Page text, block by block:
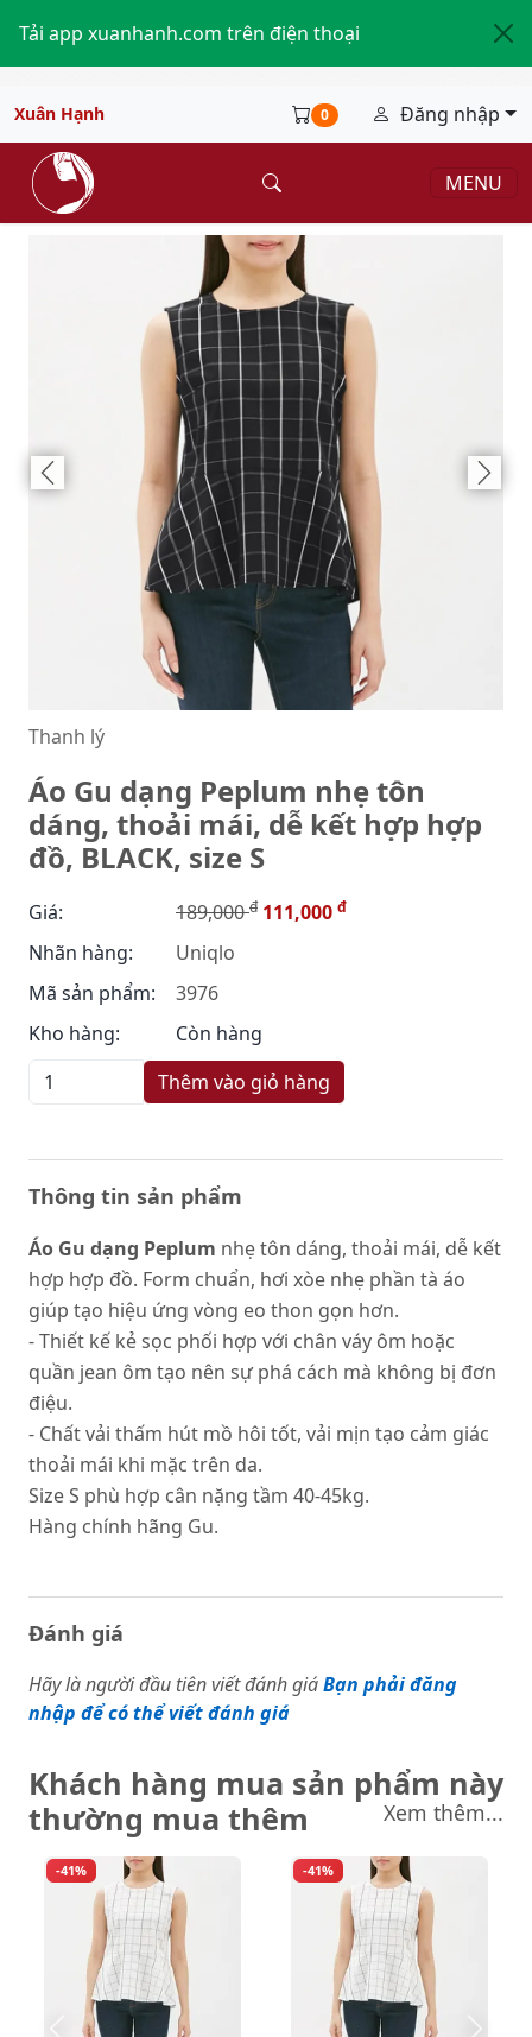
Tải app xuanhanh.com trên điện thoại
Xuân Hạnh 0 Đăng nhập
MENU
Thanh lý
Áo Gu dạng Peplum nhẹ tôn
dáng, thoải mái, dễ kết hợp hợp
đồ, BLACK, size S
Giá: 189,000đ 111,000 đ
Nhãn hàng:
Uniqlo
Mã sản phẩm:
3976
Kho hàng:
Còn hàng
Thêm vào giỏ hàng
Thông tin sản phẩm
Áo Gu dạng Peplum nhẹ tôn dáng, thoải mái, dễ kết
hợp hợp đồ. Form chuẩn, hơi xòe nhẹ phần tà áo
giúp tạo hiệu ứng vòng eo thon gọn hơn.
- Thiết kế kẻ sọc phối hợp với chân váy ôm hoặc
quần jean ôm tạo nên sự phá cách mà không bị đơn
điệu.
- Chất vải thấm hút mồ hôi tốt, vải mịn tạo cảm giác
thoải mái khi mặc trên da.
Size S phù hợp cân nặng tầm 40-45kg.
Hàng chính hãng Gu.
Đánh giá
Hãy là người đầu tiên viết đánh giáBạn phải đăng
nhập để có thể viết đánh giá
Khách hàng mua sản phẩm này
thường mua thêm
Xem thêm...
-41% -41%